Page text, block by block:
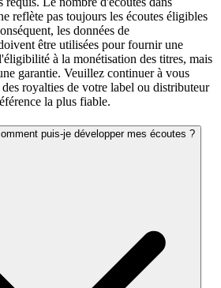
reflète pas toujours les écoutes éligibles
les données de
être utilisées pour fournir une
à la monétisation des titres, mais
garantie. Veuillez continuer à vous
royalties de votre label ou distributeur
la plus fiable.
puis-je développer mes écoutes ?